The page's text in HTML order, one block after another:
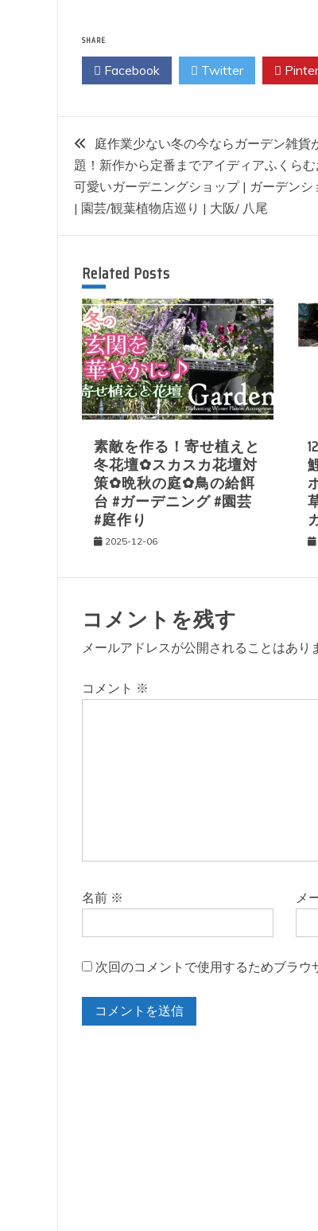
SHARE
Facebook Twitter
投
稿
ナ
ビ
ゲ
ー
シ
庭作業少ない冬の今ならガーデン雑貨
題！新作から定番までアイディアふくら
可愛いガーデニングショップ | ガーデンシ
| 園芸/観葉植物店巡り | 大阪/ 八尾
Related Posts
素敵を作る！寄せ植えと
冬花壇✿スカスカ花壇対
策✿晩秋の庭✿鳥の給餌
台 #ガーデニング #園芸
#庭作り
2025-12-06
コメントを残す
メールアドレスが公開されることはあり
コメント ※
名前 ※ メ
次回のコメントで使用するためブラウ